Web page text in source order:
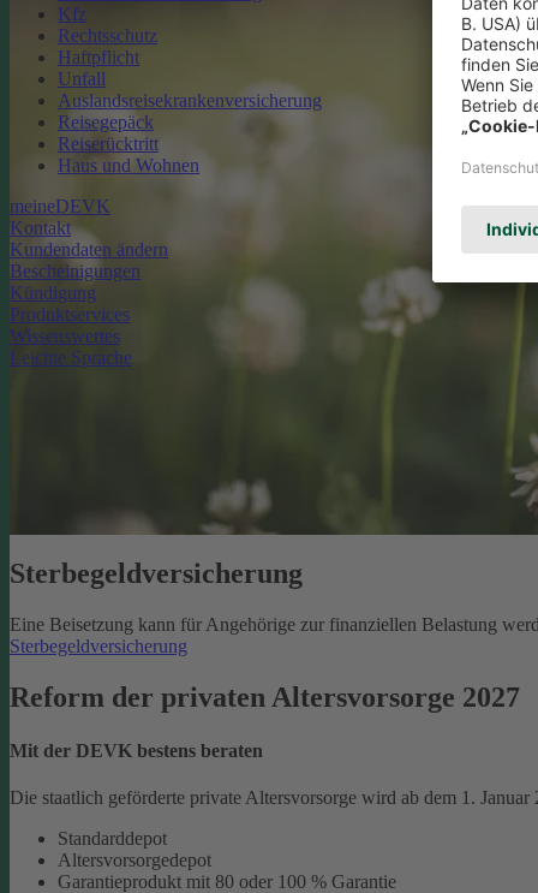
Kfz
Rechtsschutz
Haftpflicht
Unfall
Auslandsreisekrankenversicherung
Reisegepäck
Reiserücktritt
Haus und Wohnen
meineDEVK
Kontakt
Kundendaten ändern
Bescheinigungen
Kündigung
Produktservices
Wissenswertes
Leichte Sprache
Sterbegeld­versicherung
Eine Beisetzung kann für Angehörige zur finanziellen Belastung
Sterbegeldversicherung
Reform der privaten Altersvorsorge 2027
Mit der DEVK bestens beraten
Die staatlich geförderte private Altersvorsorge wird ab dem 1.
Standarddepot
Altersvorsorgedepot
Garantieprodukt mit 80 oder 100 % Garantie